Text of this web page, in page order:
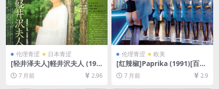
伦理青涩 日本青涩
[轻井泽夫人]軽井沢夫人 (198
2)[百度网盘+夸克网盘1080P
超清未删减资源][网盘下载][M
7 月前 2.96
伦理青涩 欧美
[红辣椒]Paprika (1991)[百度
网盘+夸克网盘1080P超清未
删减资源][网盘下载][MP4/8G
7 月前 2.9